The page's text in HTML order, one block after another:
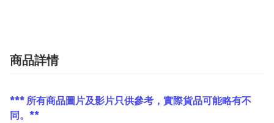
商品詳情
*** 所有商品圖片及影片只供參考，實際貨品可能略有不
同。**